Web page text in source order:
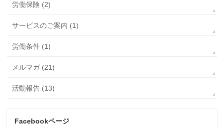
労働保険 (2)
サービスのご案内 (1)
労働条件 (1)
メルマガ (21)
活動報告 (13)
Facebookページ